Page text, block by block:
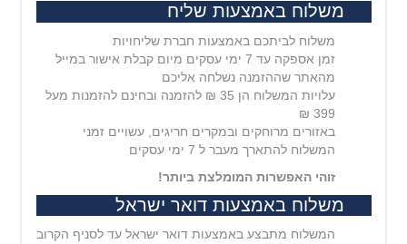
משלוח באמצעות שליח
משלוח לביתכם באמצעות חברת שליחויות
זמן אספקה עד 7 ימי עסקים מיום קבלת אישור במייל
מהאתר שההזמנה נשלחה אליכם
עלויות המשלוח הן 35 ₪ להזמנה ובחינם להזמנות מעל
399 ₪
באזורים מרוחקים ובמקרים חריגים, עשויים זמני
המשלוח להתארך מעבר ל 7 ימי עסקים
זוהי האפשרות המומלצת ביותר!
משלוח באמצעות דואר ישראל
המשלוח מתבצע באמצעות דואר ישראל עד לסניף הקרוב